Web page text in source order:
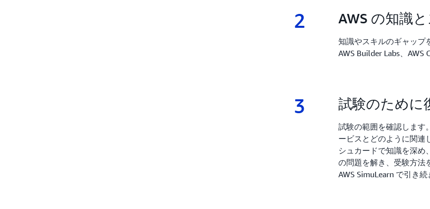
2 2.
AWS の知識
知識やスキルのギャップ
AWS Builder Labs、AWS
3 3.
試験のために
試験の範囲を確認します
ービスとどのように関連
シュカードで知識を深め
の問題を解き、受験方法
AWS SimuLearn で引き続